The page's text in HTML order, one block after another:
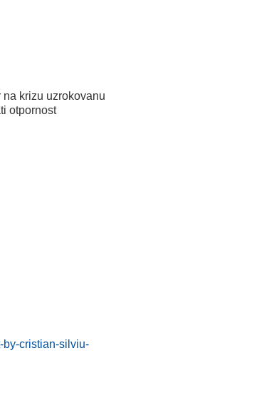
na krizu uzrokovanu
otpornost
by-cristian-silviu-